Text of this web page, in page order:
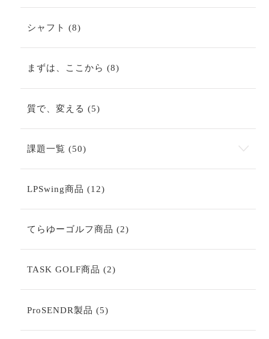
の
シャフト 88
の
商
品
まずは、ここから 88
の
質で、変える 55
の
課題一覧 5050
の
商
品
LPSwing商品 1212
の
商
品
てらゆーゴルフ商品 22
の
TASK GOLF商品 22
の
ProSENDR製品 55
の